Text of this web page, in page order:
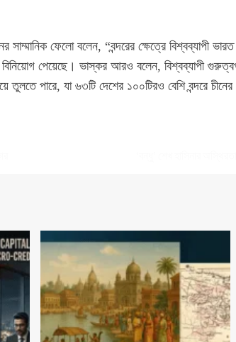
সাম্মানিক ফেলো বলেন, “বন্দরের ক্ষেত্রে বিশ্বব্যাপী
পেয়েছে। ভাস্কর আরও বলেন, বিশ্বব্যাপী
তুলতে পারে, যা ৬৩টি দেশের ১০০টিরও বেশি বন্দরে চীনের